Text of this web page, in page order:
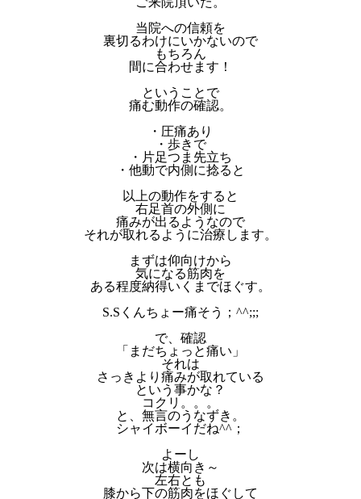
当院への信頼を
裏切るわけにいかないので
もちろん
間に合わせます！
ということで
痛む動作の確認。
・圧痛あり
・歩きで
・片足つま先立ち
・他動で内側に捻ると
以上の動作をすると
右足首の外側に
痛みが出るようなので
それが取れるように治療します。
まずは仰向けから
気になる筋肉を
ある程度納得いくまでほぐす。
S.Sくんちょー痛そう；^^;;;
で、確認
「まだちょっと痛い」
それは
さっきより痛みが取れている
という事かな？
コクリ。。。
と、無言のうなずき。
シャイボーイだね^^；
よーし
次は横向き～
左右とも
膝から下の筋肉をほぐして